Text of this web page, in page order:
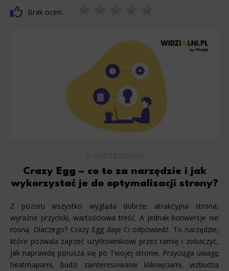
Brak ocen.
Crazy Egg – co to za narzędzie i jak
wykorzystać je do optymalizacji strony?
Z pozoru wszystko wygląda dobrze: atrakcyjna strona,
wyraźne przyciski, wartościowa treść. A jednak konwersje nie
rosną. Dlaczego? Crazy Egg daje Ci odpowiedź. To narzędzie,
które pozwala zajrzeć użytkownikowi przez ramię i zobaczyć,
jak naprawdę porusza się po Twojej stronie. Przyciąga uwagę
heatmapami, budzi zainteresowanie kliknięciami, wzbudza